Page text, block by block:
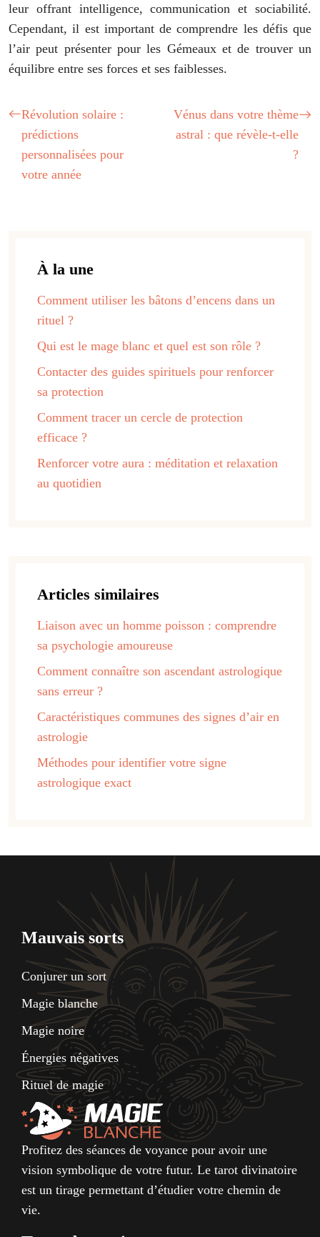
leur offrant intelligence, communication et sociabilité.
Cependant, il est important de comprendre les défis que
l’air peut présenter pour les Gémeaux et de trouver un
équilibre entre ses forces et ses faiblesses.
Révolution solaire :
prédictions
personnalisées pour
votre année
Vénus dans votre thème
astral : que révèle-t-elle
?
À la une
Comment utiliser les bâtons d’encens dans un
rituel ?
Qui est le mage blanc et quel est son rôle ?
Contacter des guides spirituels pour renforcer
sa protection
Comment tracer un cercle de protection
efficace ?
Renforcer votre aura : méditation et relaxation
au quotidien
Articles similaires
Liaison avec un homme poisson : comprendre
sa psychologie amoureuse
Comment connaître son ascendant astrologique
sans erreur ?
Caractéristiques communes des signes d’air en
astrologie
Méthodes pour identifier votre signe
astrologique exact
Mauvais sorts
Conjurer un sort
Magie blanche
Magie noire
Énergies négatives
Rituel de magie
Profitez des séances de voyance pour avoir une
vision symbolique de votre futur. Le tarot divinatoire
est un tirage permettant d’étudier votre chemin de
vie.